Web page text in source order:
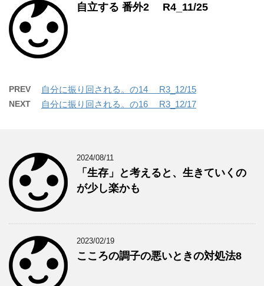
自立する 番外2 R4_11/25
PREV 自分に振り回される。の14 R3_12/15
NEXT 自分に振り回される。の16 R3_12/17
2024/08/11
「生存」と考えると、生きていくの
が少し楽かも
2023/02/19
こころの調子の悪いときの対処法8